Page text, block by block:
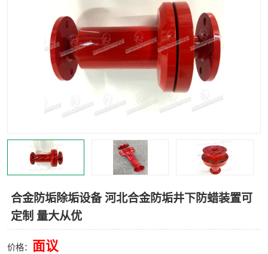
合金防垢除垢设备 河北合金防垢井下防蜡装置可
定制 量大从优
价格： 面议
锅炉除垢
CPMR商用防垢器/家用防
垢器
工业除垢 清碳燃油催化器